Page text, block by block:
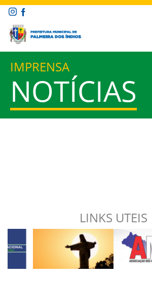
IMPRENSA
NOTÍCIAS
LINKS UTEIS